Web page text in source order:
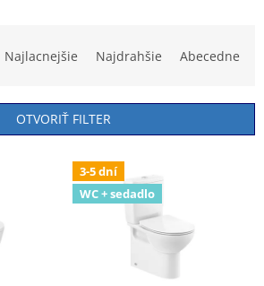
Najlacnejšie Najdrahšie Abecedne
OTVORIŤ FILTER
3-5 dní
WC + sedadlo